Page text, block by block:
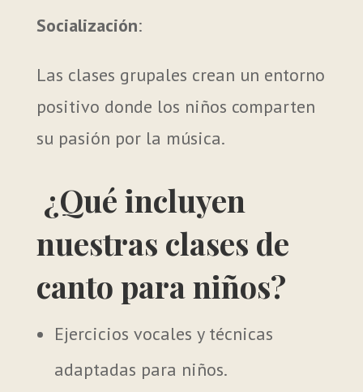
Socialización:
Las clases grupales crean un entorno
positivo donde los niños comparten
su pasión por la música.
¿Qué incluyen
nuestras clases de
canto para niños?
Ejercicios vocales y técnicas
adaptadas para niños.